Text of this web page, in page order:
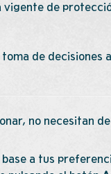
de
de decisiones
no necesitan
a tus